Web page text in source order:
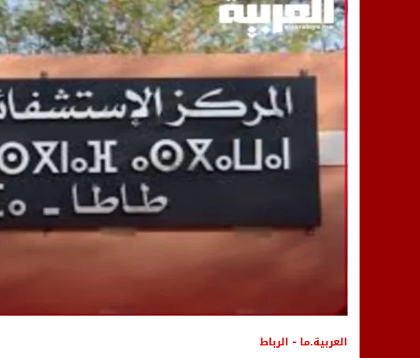
14:25 “العربية.ما” تنشر أخبار تيفلت وأصداء الأحداث
18:23طاطا: “اعتداء” على حقوقي يشعل غضب الجمعيات
13:35 عقول الغد تصنع المستقبل: مسابقة “Robot Innov” بمراكش تؤسس لجيل الابتكار والتكنولوجيا
العربية.ما - الرباط